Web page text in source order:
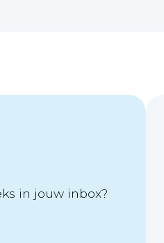
in jouw inbox?